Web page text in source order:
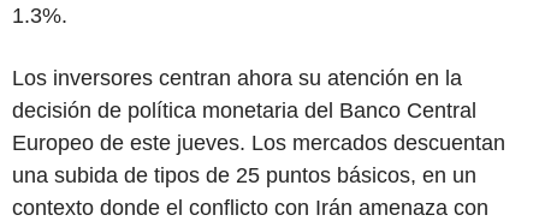
1.3%.
Los inversores centran ahora su atención en la
decisión de política monetaria del Banco Central
Europeo de este jueves. Los mercados descuentan
una subida de tipos de 25 puntos básicos, en un
contexto donde el conflicto con Irán amenaza con